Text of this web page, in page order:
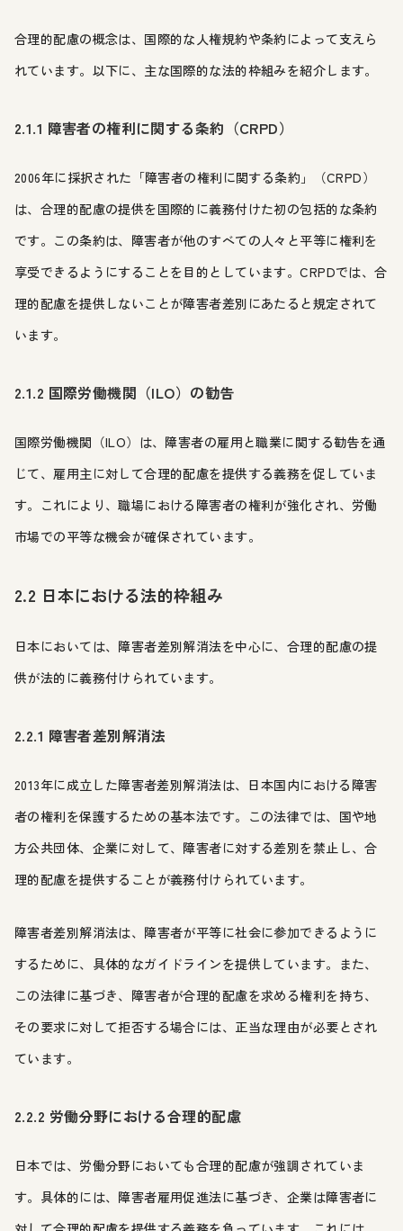
合理的配慮の概念は、国際的な人権規約や条約によって支えら
れています。以下に、主な国際的な法的枠組みを紹介します。
2.1.1 障害者の権利に関する条約（CRPD）
2006年に採択された「障害者の権利に関する条約」（CRPD）
は、合理的配慮の提供を国際的に義務付けた初の包括的な条約
です。この条約は、障害者が他のすべての人々と平等に権利を
享受できるようにすることを目的としています。CRPDでは、合
理的配慮を提供しないことが障害者差別にあたると規定されて
います。
2.1.2 国際労働機関（ILO）の勧告
国際労働機関（ILO）は、障害者の雇用と職業に関する勧告を通
じて、雇用主に対して合理的配慮を提供する義務を促していま
す。これにより、職場における障害者の権利が強化され、労働
市場での平等な機会が確保されています。
2.2 日本における法的枠組み
日本においては、障害者差別解消法を中心に、合理的配慮の提
供が法的に義務付けられています。
2.2.1 障害者差別解消法
2013年に成立した障害者差別解消法は、日本国内における障害
者の権利を保護するための基本法です。この法律では、国や地
方公共団体、企業に対して、障害者に対する差別を禁止し、合
理的配慮を提供することが義務付けられています。
障害者差別解消法は、障害者が平等に社会に参加できるように
するために、具体的なガイドラインを提供しています。また、
この法律に基づき、障害者が合理的配慮を求める権利を持ち、
その要求に対して拒否する場合には、正当な理由が必要とされ
ています。
2.2.2 労働分野における合理的配慮
日本では、労働分野においても合理的配慮が強調されていま
す。具体的には、障害者雇用促進法に基づき、企業は障害者に